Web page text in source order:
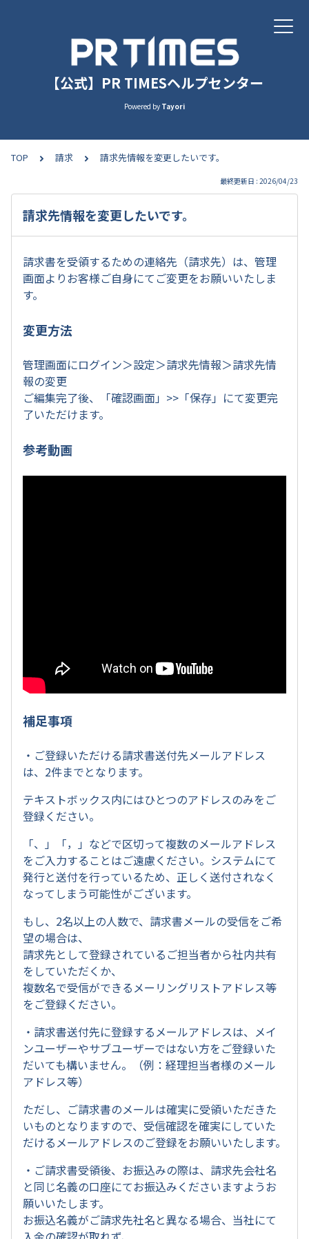
【公式】PR TIMESヘルプセンター
Powered by Tayori
TOP 請求 請求先情報を変更したいです。
最終更新日 : 2026/04/23
請求先情報を変更したいです。
請求書を受領するための連絡先（請求先）は、管理
画面よりお客様ご自身にてご変更をお願いいたしま
す。
変更方法
管理画面にログイン＞設定＞請求先情報＞請求先情
報の変更
ご編集完了後、「確認画面」>>「保存」にて変更完
了いただけます。
参考動画
補足事項
・ご登録いただける請求書送付先メールアドレス
は、2件までとなります。
テキストボックス内にはひとつのアドレスのみをご
登録ください。
「、」「，」などで区切って複数のメールアドレス
をご入力することはご遠慮ください。システムにて
発行と送付を行っているため、正しく送付されなく
なってしまう可能性がございます。
もし、2名以上の人数で、請求書メールの受信をご希
望の場合は、
請求先として登録されているご担当者から社内共有
をしていただくか、
複数名で受信ができるメーリングリストアドレス等
をご登録ください。
・請求書送付先に登録するメールアドレスは、メイ
ンユーザーやサブユーザーではない方をご登録いた
だいても構いません。（例：経理担当者様のメール
アドレス等）
ただし、ご請求書のメールは確実に受領いただきた
いものとなりますので、受信確認を確実にしていた
だけるメールアドレスのご登録をお願いいたします。
・ご請求書受領後、お振込みの際は、請求先会社名
と同じ名義の口座にてお振込みくださいますようお
願いいたします。
お振込名義がご請求先社名と異なる場合、当社にて